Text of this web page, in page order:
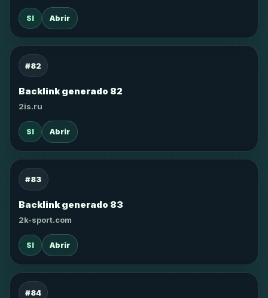
SI Abrir
#82
Backlink generado 82
2is.ru
SI Abrir
#83
Backlink generado 83
2k-sport.com
SI Abrir
#84